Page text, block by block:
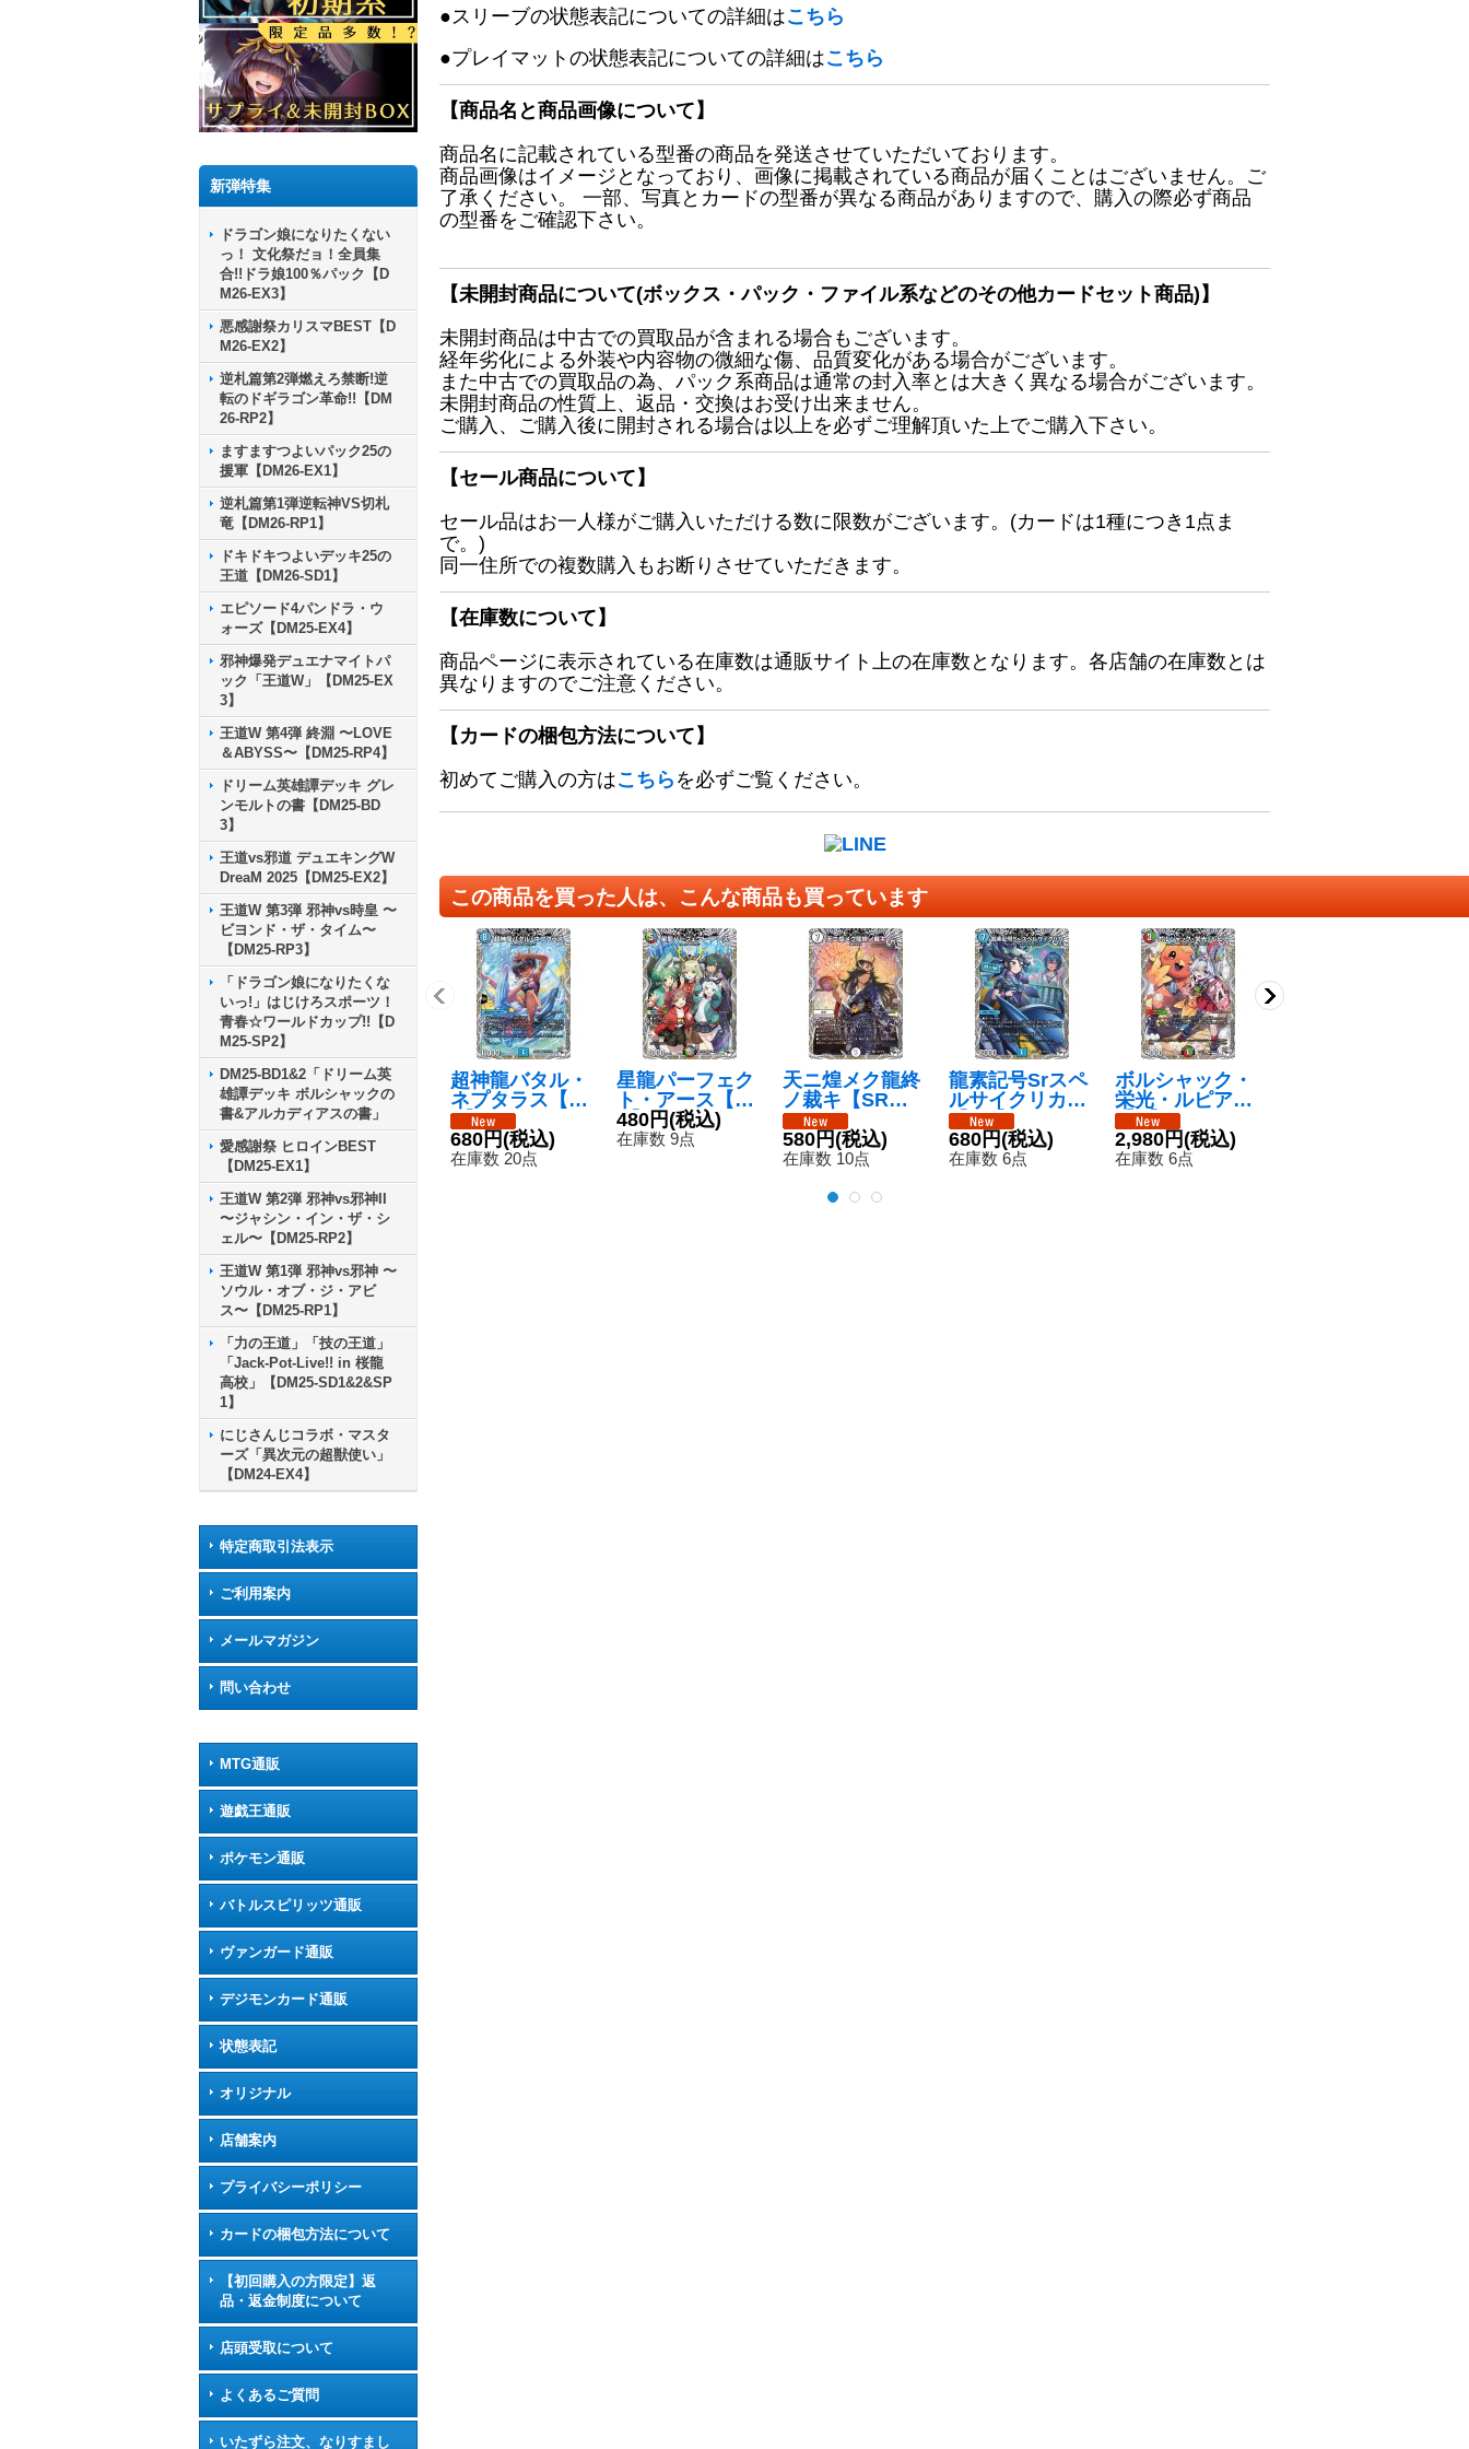
新弾特集
ドラゴン娘になりたくない
っ！ 文化祭だョ！全員集
合!!ドラ娘100％パック【D
M26-EX3】
悪感謝祭カリスマBEST【D
M26-EX2】
逆札篇第2弾燃えろ禁断!逆
転のドギラゴン革命!!【DM
26-RP2】
ますますつよいパック25の
援軍【DM26-EX1】
逆札篇第1弾逆転神VS切札
竜【DM26-RP1】
ドキドキつよいデッキ25の
王道【DM26-SD1】
エピソード4パンドラ・ウ
ォーズ【DM25-EX4】
邪神爆発デュエナマイトパ
ック「王道W」【DM25-EX
3】
王道W 第4弾 終淵 〜LOVE
＆ABYSS〜【DM25-RP4】
ドリーム英雄譚デッキ グレ
ンモルトの書【DM25-BD
3】
王道vs邪道 デュエキングW
DreaM 2025【DM25-EX2】
王道W 第3弾 邪神vs時皇 〜
ビヨンド・ザ・タイム〜
【DM25-RP3】
「ドラゴン娘になりたくな
いっ!」はじけろスポーツ！
青春☆ワールドカップ!!【D
M25-SP2】
DM25-BD1&2「ドリーム英
雄譚デッキ ボルシャックの
書&アルカディアスの書」
愛感謝祭 ヒロインBEST
【DM25-EX1】
王道W 第2弾 邪神vs邪神II
〜ジャシン・イン・ザ・シ
ェル〜【DM25-RP2】
王道W 第1弾 邪神vs邪神 〜
ソウル・オブ・ジ・アビ
ス〜【DM25-RP1】
「力の王道」「技の王道」
「Jack-Pot-Live!! in 桜龍
高校」【DM25-SD1&2&SP
1】
にじさんじコラボ・マスタ
ーズ「異次元の超獣使い」
【DM24-EX4】
特定商取引法表示
ご利用案内
メールマガジン
問い合わせ
MTG通販
遊戯王通販
ポケモン通販
バトルスピリッツ通販
ヴァンガード通販
デジモンカード通販
状態表記
オリジナル
店舗案内
プライバシーポリシー
カードの梱包方法について
【初回購入の方限定】返
品・返金制度について
店頭受取について
よくあるご質問
いたずら注文、なりすまし
●スリーブの状態表記についての詳細はこちら
●プレイマットの状態表記についての詳細はこちら
【商品名と商品画像について】
商品名に記載されている型番の商品を発送させていただいております。
商品画像はイメージとなっており、画像に掲載されている商品が届くことはございません。ご
了承ください。 一部、写真とカードの型番が異なる商品がありますので、購入の際必ず商品
の型番をご確認下さい。
【未開封商品について(ボックス・パック・ファイル系などのその他カードセット商品)】
未開封商品は中古での買取品が含まれる場合もございます。
経年劣化による外装や内容物の微細な傷、品質変化がある場合がございます。
また中古での買取品の為、パック系商品は通常の封入率とは大きく異なる場合がございます。
未開封商品の性質上、返品・交換はお受け出来ません。
ご購入、ご購入後に開封される場合は以上を必ずご理解頂いた上でご購入下さい。
【セール商品について】
セール品はお一人様がご購入いただける数に限数がございます。(カードは1種につき1点ま
で。)
同一住所での複数購入もお断りさせていただきます。
【在庫数について】
商品ページに表示されている在庫数は通販サイト上の在庫数となります。各店舗の在庫数とは
異なりますのでご注意ください。
【カードの梱包方法について】
初めてご購入の方はこちら を必ずご覧ください。
この商品を買った人は、こんな商品も買っています
超神龍バタル・
ネプタラス【S
R】{24EX3TD3/
TD16}《水》
680円(税込)
在庫数 20点
星龍パーフェク
ト・アース【S
R】{24EX3TD9/
TD16}《多》
480円(税込)
在庫数 9点
天ニ煌メク龍終
ノ裁キ【SR】{2
4EX3TD2/TD1
6}《無》
580円(税込)
在庫数 10点
龍素記号Srスペ
ルサイクリカ
【SR】{24EX3
TD4/TD16}
《水》
680円(税込)
在庫数 6点
ボルシャック・
栄光・ルピア
【C】{24EX3T
D16/TD16}
《多》
2,980円(税込)
在庫数 6点